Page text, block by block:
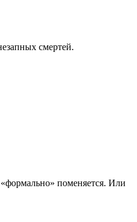
смертей.
«формально» поменяется. Или